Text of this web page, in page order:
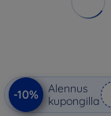
-10%
Alennus
kupongilla